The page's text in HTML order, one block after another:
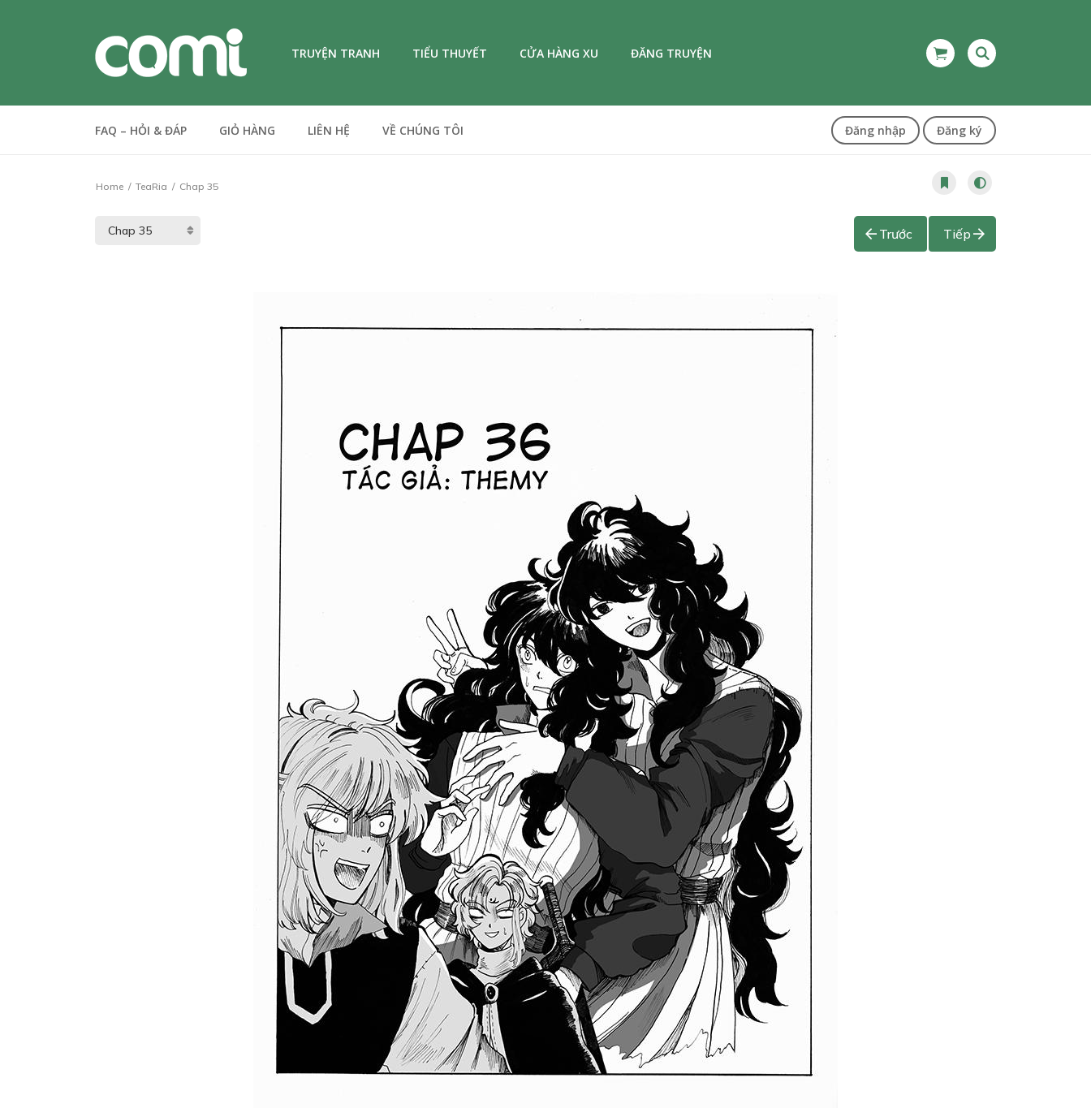
TRUYỆN TRANH TIỂU THUYẾT CỬA HÀNG XU ĐĂNG TRUYỆN
FAQ – HỎI & ĐÁP GIỎ HÀNG LIÊN HỆ VỀ CHÚNG TÔI Đăng nhập Đăng ký
Home TeaRia Chap 35
Trước Tiếp